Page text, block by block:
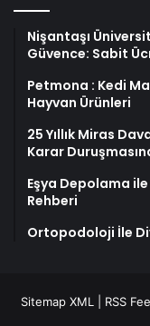
Nişantaşı
Güvence: Sabit
Petmona : Kedi
Hayvan Ürünleri
25 Yıllık Miras
Karar
Eşya Depolama
Rehberi
Ortopodoloji İle
Sitemap XML RSS